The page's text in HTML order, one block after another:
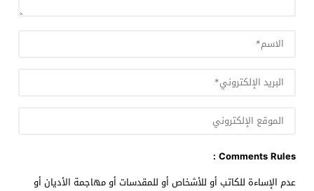
Comments Rules :
عدم الإساءة للكاتب أو للأشخاص أو للمقدسات أو مهاجمة الأديان أو